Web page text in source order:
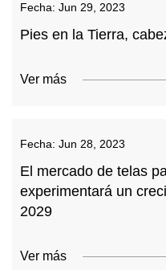
Fecha: Jun 29, 2023
Pies en la Tierra,
Ver más
Fecha: Jun 28, 2023
El mercado de telas
experimentará un
2029
Ver más